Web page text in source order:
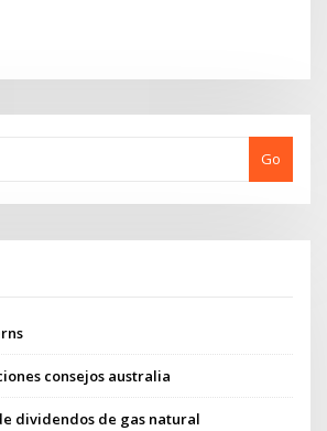
Go
consejos australia
dividendos de gas natural